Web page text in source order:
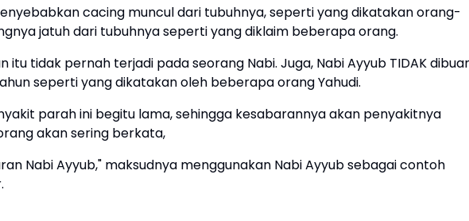
cacing muncul dari tubuhnya, seperti yang dikatakan orang-
jatuh dari tubuhnya seperti yang diklaim beberapa orang.
itu tidak pernah terjadi pada seorang Nabi. Juga, Nabi Ayyub TIDAK
seperti yang dikatakan oleh beberapa orang Yahudi.
parah ini begitu lama, sehingga kesabarannya akan penyakitnya
akan sering berkata,
Nabi Ayyub," maksudnya menggunakan Nabi Ayyub sebagai contoh